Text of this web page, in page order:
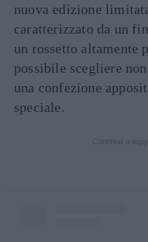
nuova edizione
caratterizzato da un
un rossetto altamente
possibile scegliere
una confezione
speciale.